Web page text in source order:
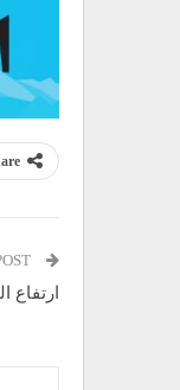
ارتفاع الذهب